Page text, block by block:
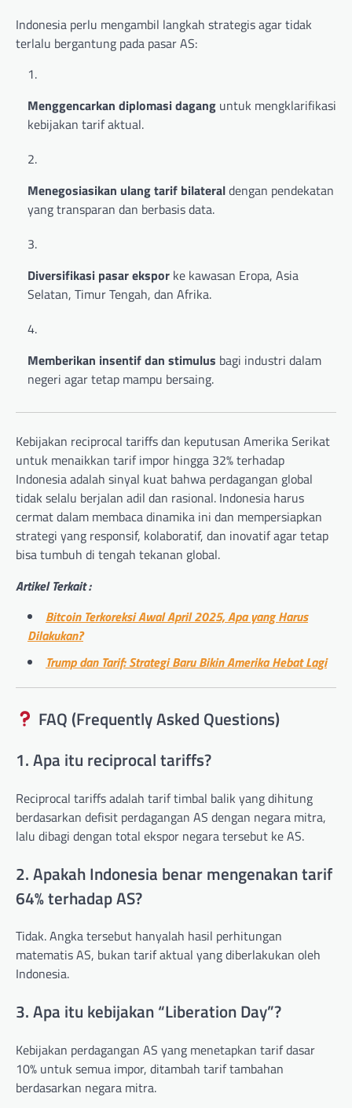
Indonesia perlu mengambil langkah strategis agar tidak
terlalu bergantung pada pasar AS:
Menggencarkan diplomasi dagang untuk mengklarifikasi
kebijakan tarif aktual.
Menegosiasikan ulang tarif bilateraldengan pendekatan
yang transparan dan berbasis data.
Diversifikasi pasar ekspor ke kawasan Eropa, Asia
Selatan, Timur Tengah, dan Afrika.
Memberikan insentif dan stimulus bagi industri dalam
negeri agar tetap mampu bersaing.
Kebijakan reciprocal tariffs dan keputusan Amerika Serikat
untuk menaikkan tarif impor hingga 32% terhadap
Indonesia adalah sinyal kuat bahwa perdagangan global
tidak selalu berjalan adil dan rasional. Indonesia harus
cermat dalam membaca dinamika ini dan mempersiapkan
strategi yang responsif, kolaboratif, dan inovatif agar tetap
bisa tumbuh di tengah tekanan global.
Artikel Terkait :
Bitcoin Terkoreksi Awal April 2025, Apa yang Harus
Dilakukan?
Trump dan Tarif: Strategi Baru Bikin Amerika Hebat Lagi
FAQ (Frequently Asked Questions)
1. Apa itu reciprocal tariffs?
Reciprocal tariffs adalah tarif timbal balik yang dihitung
berdasarkan defisit perdagangan AS dengan negara mitra,
lalu dibagi dengan total ekspor negara tersebut ke AS.
2. Apakah Indonesia benar mengenakan tarif
64% terhadap AS?
Tidak. Angka tersebut hanyalah hasil perhitungan
matematis AS, bukan tarif aktual yang diberlakukan oleh
Indonesia.
3. Apa itu kebijakan “Liberation Day”?
Kebijakan perdagangan AS yang menetapkan tarif dasar
10% untuk semua impor, ditambah tarif tambahan
berdasarkan negara mitra.